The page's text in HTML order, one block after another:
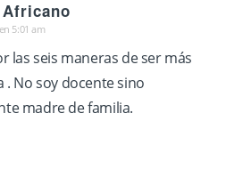
5:01 am
las seis maneras de ser más
. No soy docente sino
madre de familia.